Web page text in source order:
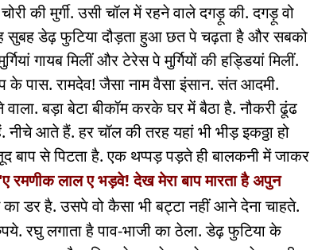
की मुर्गी. उसीचॉल में रहने वाले दगड़ूकी. दगड़ूवो
डेढ़ फुटिया दौड़ता हुआ छत पे चढ़ता है और सबको
गायब मिलीं और टेरेस पे मुर्गियों की हड्डियां मिलीं.
पास. रामदेव! जैसा नाम वैसा इंसान. संत आदमी.
बड़ा बेटा बीकॉम करके घर में बैठा है. नौकरी ढूंढ
नीचे आते हैं. हरचॉल की तरह यहां भी भीड़ इकठ्ठा हो
से पिटता है. एक थप्पड़ पड़ते ही बालकनी में जाकर
रमणीक लाल ए भड़वे! देख मेरा बाप मारता है अपुन
डर है. उसपे वो कैसा भी बट्टा नहीं आने देना चाहते.
रघु लगाता है पाव-भाजी का ठेला. डेढ़ फुटिया के